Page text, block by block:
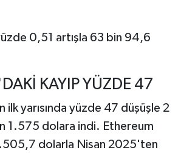
0,51 artışla 63 bin 94,6
KAYIP YÜZDE 47
ilk yarısında yüzde 47 düşüşle 2
1.575 dolara indi. Ethereum
dolarla Nisan 2025'ten